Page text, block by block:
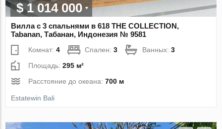
$ 1 014 000
Вилла с 3 спальнями в 618 THE COLLECTION,
Tabanan, Табанан, Индонезия № 9581
Комнат:4 Спален:3 Ванных:3
Площадь:295 м²
Расстояние до океана:700 м
Estatewin Bali